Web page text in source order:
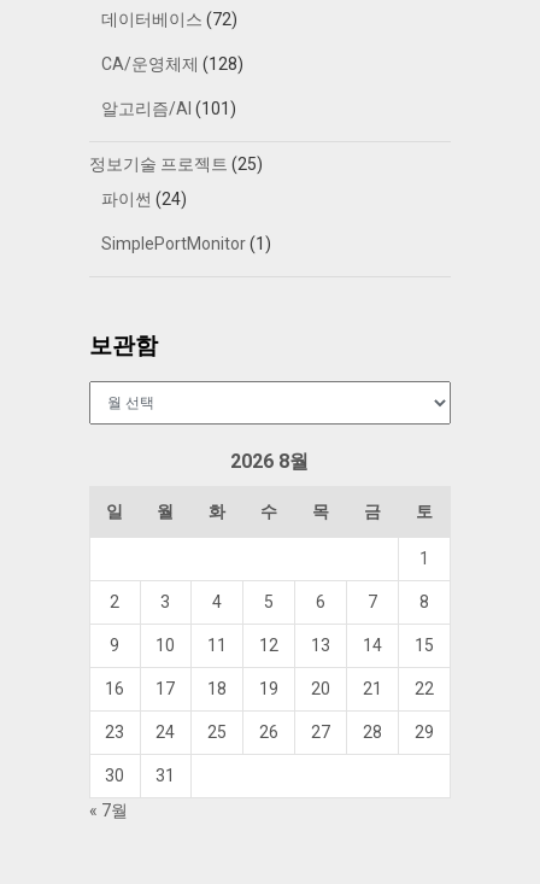
데이터베이스 (72)
CA/운영체제 (128)
알고리즘/AI (101)
정보기술 프로젝트 (25)
파이썬 (24)
SimplePortMonitor(1)
보관함
2026 8월
일 월 화 수 목 금 토
1
2 3 4 5 6 7 8
9 10 11 12 13 14 15
16 17 18 19 20 21 22
23 24 25 26 27 28 29
30
31
« 7월